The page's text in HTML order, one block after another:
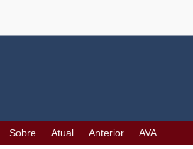
Sobre Atual Anterior AVA